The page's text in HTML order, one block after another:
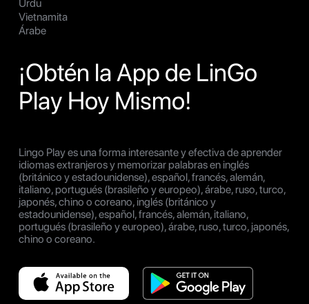
Urdu
Vietnamita
Árabe
¡Obtén la App de LinGo
Play Hoy Mismo!
Lingo Play es una forma interesante y efectiva de aprender
idiomas extranjeros y memorizar palabras en inglés
(británico y estadounidense), español, francés, alemán,
italiano, portugués (brasileño y europeo), árabe, ruso, turco,
japonés, chino o coreano, inglés (británico y
estadounidense), español, francés, alemán, italiano,
portugués (brasileño y europeo), árabe, ruso, turco, japonés,
chino o coreano.